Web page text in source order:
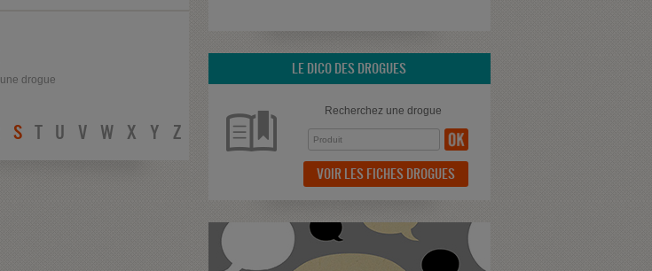
drogue
S T U V W X Y Z
LE DICO DES DROGUES
Recherchez une drogue
VOIR LES FICHES DROGUES